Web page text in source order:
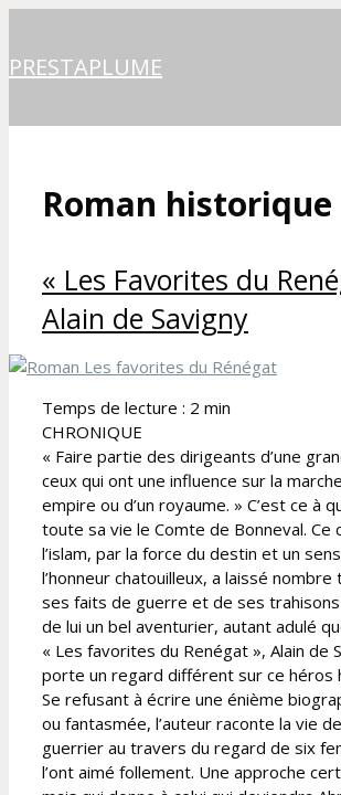
contenu
PRESTAPLUME
Roman historique
« Les Favorites du
Alain de Savigny
Temps de lecture : 2 min
CHRONIQUE
« Faire partie des dirigeants d’une
ceux qui ont une influence sur la marche
empire ou d’un royaume. » C’est ce à
toute sa vie le Comte de Bonneval. Ce
l’islam, par la force du destin et un
l’honneur chatouilleux, a laissé nombre
ses faits de guerre et de ses
de lui un bel aventurier, autant adulé
« Les favorites du Renégat », Alain de
porte un regard différent sur ce héros
Se refusant à écrire une énième
ou fantasmée, l’auteur raconte la vie
guerrier au travers du regard de six
l’ont aimé follement. Une approche